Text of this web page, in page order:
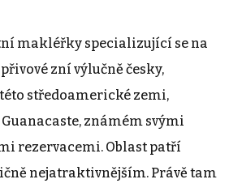
makléřky specializující se na
zní výlučně česky,
středoamerické zemi,
známém svými
rezervacemi. Oblast patří
nejatraktivnějším. Právě tam